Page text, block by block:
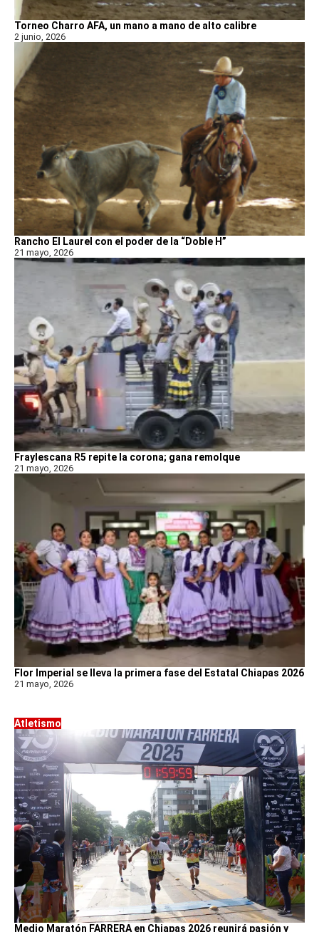
Torneo Charro AFA, un mano a mano de alto calibre
2 junio, 2026
Rancho El Laurel con el poder de la “Doble H”
21 mayo, 2026
Fraylescana R5 repite la corona; gana remolque
21 mayo, 2026
Flor Imperial se lleva la primera fase del Estatal Chiapas 2026
21 mayo, 2026
Atletismo
Medio Maratón FARRERA en Chiapas 2026 reunirá pasión y